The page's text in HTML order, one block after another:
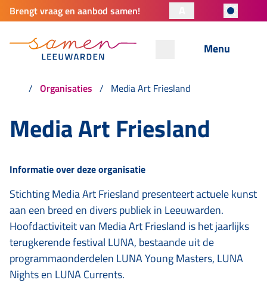
Brengt vraag en aanbod samen!
Menu
Organisaties Media Art Friesland
Media Art Friesland
Informatie over deze organisatie
Stichting Media Art Friesland presenteert actuele kunst
aan een breed en divers publiek in Leeuwarden.
Hoofdactiviteit van Media Art Friesland is het jaarlijks
terugkerende festival LUNA, bestaande uit de
programmaonderdelen LUNA Young Masters, LUNA
Nights en LUNA Currents.